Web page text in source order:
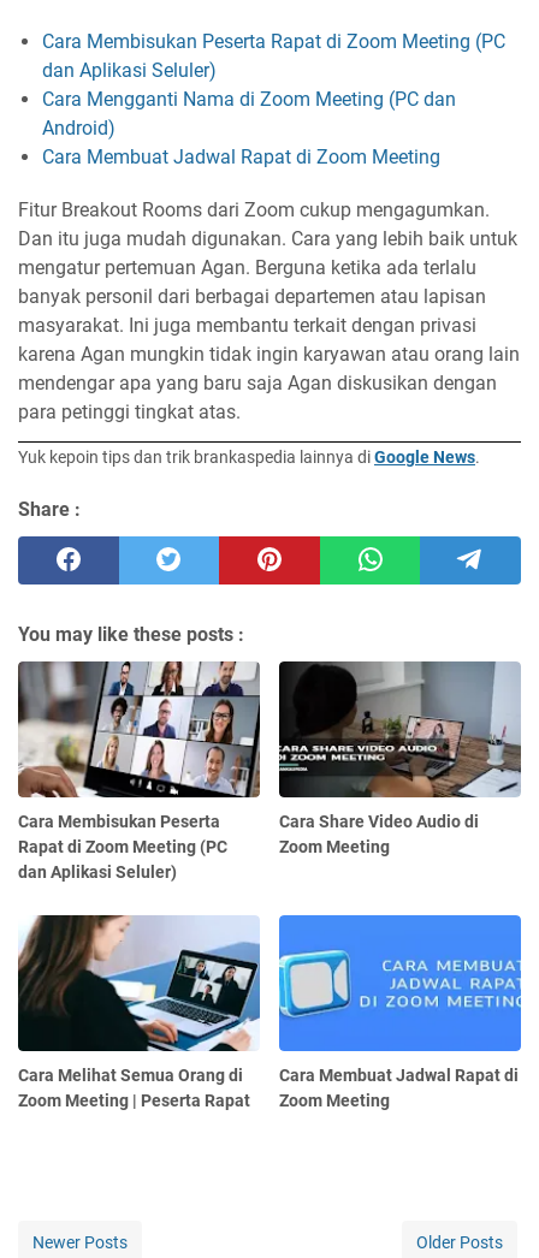
Cara Membisukan Peserta Rapat di Zoom Meeting (PC
dan Aplikasi Seluler)
Cara Mengganti Nama di Zoom Meeting (PC dan
Android)
Cara Membuat Jadwal Rapat di Zoom Meeting
Fitur Breakout Rooms dari Zoom cukup mengagumkan.
Dan itu juga mudah digunakan. Cara yang lebih baik untuk
mengatur pertemuan Agan. Berguna ketika ada terlalu
banyak personil dari berbagai departemen atau lapisan
masyarakat. Ini juga membantu terkait dengan privasi
karena Agan mungkin tidak ingin karyawan atau orang lain
mendengar apa yang baru saja Agan diskusikan dengan
para petinggi tingkat atas.
Yuk kepoin tips dan trik brankaspedia lainnya diGoogle News.
Share :
You may like these posts :
Cara Membisukan Peserta
Rapat di Zoom Meeting (PC
dan Aplikasi Seluler)
Cara Share Video Audio di
Zoom Meeting
Cara Melihat Semua Orang di
Zoom Meeting | Peserta Rapat
Cara Membuat Jadwal Rapat di
Zoom Meeting
Newer Posts Older Posts